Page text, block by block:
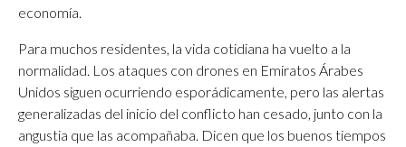
economía.
Para muchos residentes, la vida cotidiana ha vuelto a la
normalidad. Los ataques con drones en Emiratos Árabes
Unidos siguen ocurriendo esporádicamente, pero las alertas
generalizadas del inicio del conflicto han cesado, junto con la
angustia que las acompañaba. Dicen que los buenos tiempos